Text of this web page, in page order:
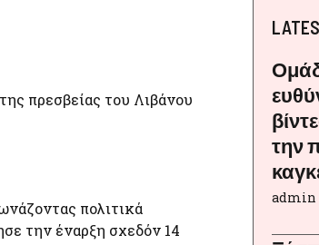
πρεσβείας του Λιβάνου
πολιτικά
την έναρξη σχεδόν 14
την
admin